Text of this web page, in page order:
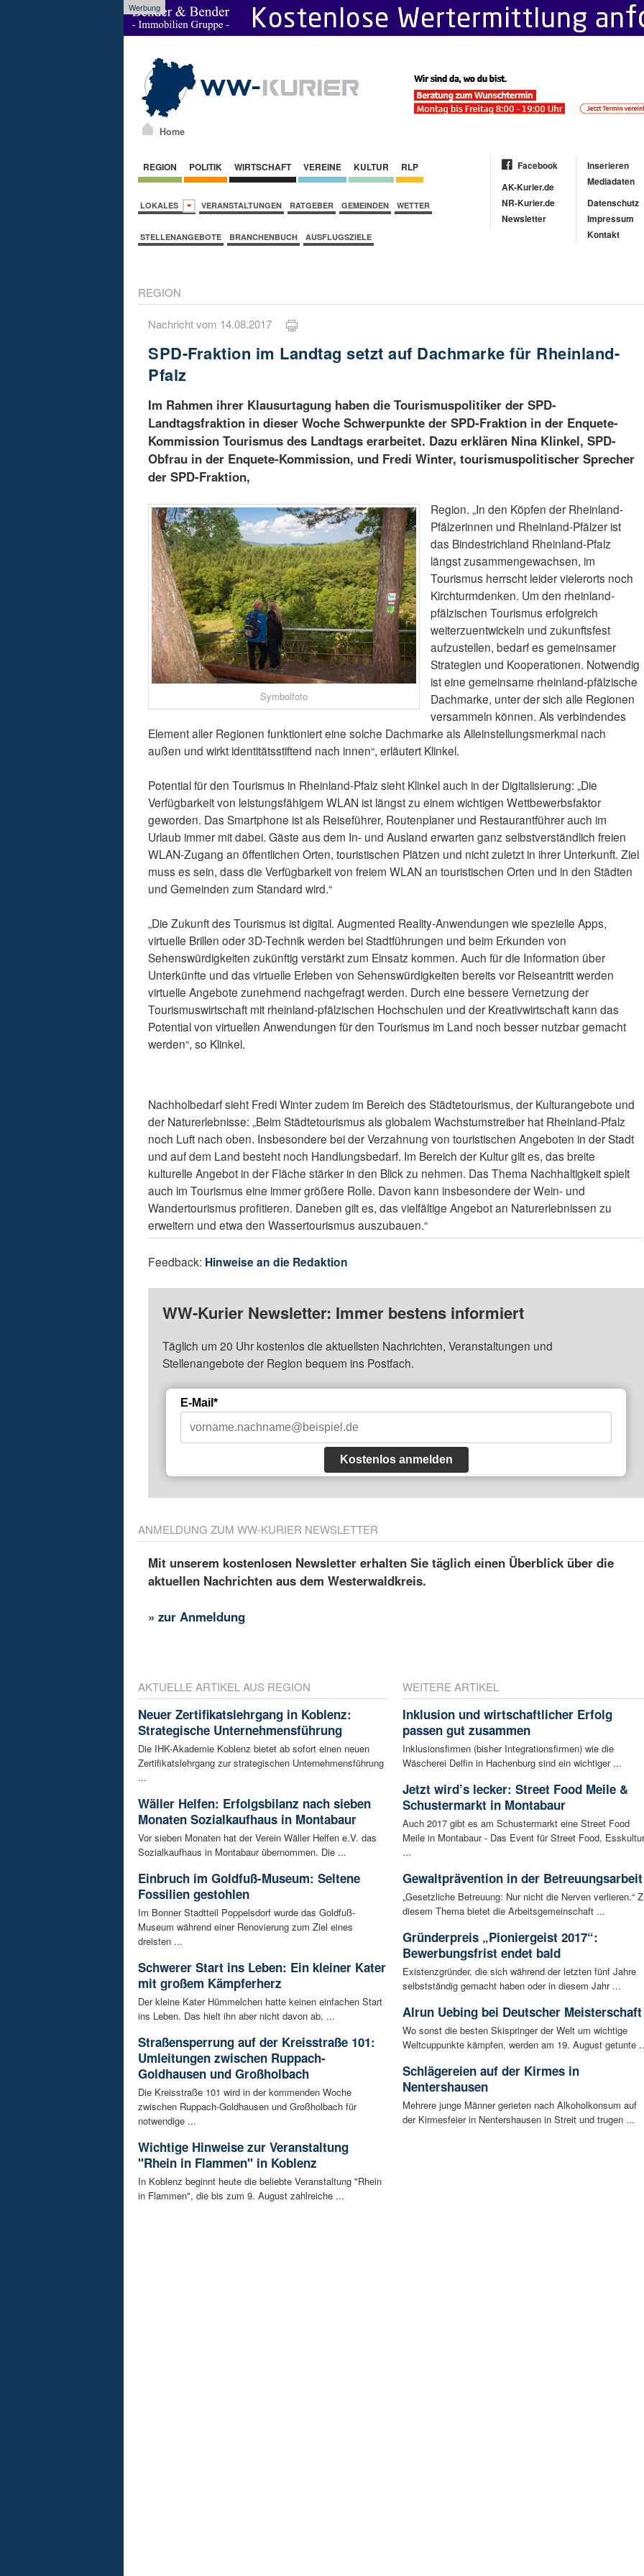
Werbung
Home
REGION POLITIK WIRTSCHAFT VEREINE KULTUR RLP
LOKALES VERANSTALTUNGEN RATGEBER GEMEINDEN WETTER
STELLENANGEBOTE BRANCHENBUCH AUSFLUGSZIELE
Facebook
AK-Kurier.de
NR-Kurier.de
Newsletter
Inserieren
Mediadaten
Datenschutz
Impressum
Kontakt
REGION
Nachricht vom 14.08.2017
SPD-Fraktion im Landtag setzt auf Dachmarke für Rheinland-
Pfalz
Im Rahmen ihrer Klausurtagung haben die Tourismuspolitiker der SPD-
Landtagsfraktion in dieser Woche Schwerpunkte der SPD-Fraktion in der Enquete-
Kommission Tourismus des Landtags erarbeitet. Dazu erklären Nina Klinkel, SPD-
Obfrau in der Enquete-Kommission, und Fredi Winter, tourismuspolitischer Sprecher
der SPD-Fraktion,
Symbolfoto
Region. „In den Köpfen der Rheinland-
Pfälzerinnen und Rheinland-Pfälzer ist
das Bindestrichland Rheinland-Pfalz
längst zusammengewachsen, im
Tourismus herrscht leider vielerorts noch
Kirchturmdenken. Um den rheinland-
pfälzischen Tourismus erfolgreich
weiterzuentwickeln und zukunftsfest
aufzustellen, bedarf es gemeinsamer
Strategien und Kooperationen. Notwendig
ist eine gemeinsame rheinland-pfälzische
Dachmarke, unter der sich alle Regionen
versammeln können. Als verbindendes
Element aller Regionen funktioniert eine solche Dachmarke als Alleinstellungsmerkmal nach
außen und wirkt identitätsstiftend nach innen“, erläutert Klinkel.
Potential für den Tourismus in Rheinland-Pfalz sieht Klinkel auch in der Digitalisierung: „Die
Verfügbarkeit von leistungsfähigem WLAN ist längst zu einem wichtigen Wettbewerbsfaktor
geworden. Das Smartphone ist als Reiseführer, Routenplaner und Restaurantführer auch im
Urlaub immer mit dabei. Gäste aus dem In- und Ausland erwarten ganz selbstverständlich freien
WLAN-Zugang an öffentlichen Orten, touristischen Plätzen und nicht zuletzt in ihrer Unterkunft. Ziel
muss es sein, dass die Verfügbarkeit von freiem WLAN an touristischen Orten und in den Städten
und Gemeinden zum Standard wird.“
„Die Zukunft des Tourismus ist digital. Augmented Reality-Anwendungen wie spezielle Apps,
virtuelle Brillen oder 3D-Technik werden bei Stadtführungen und beim Erkunden von
Sehenswürdigkeiten zukünftig verstärkt zum Einsatz kommen. Auch für die Information über
Unterkünfte und das virtuelle Erleben von Sehenswürdigkeiten bereits vor Reiseantritt werden
virtuelle Angebote zunehmend nachgefragt werden. Durch eine bessere Vernetzung der
Tourismuswirtschaft mit rheinland-pfälzischen Hochschulen und der Kreativwirtschaft kann das
Potential von virtuellen Anwendungen für den Tourismus im Land noch besser nutzbar gemacht
werden“, so Klinkel.
Nachholbedarf sieht Fredi Winter zudem im Bereich des Städtetourismus, der Kulturangebote und
der Naturerlebnisse: „Beim Städtetourismus als globalem Wachstumstreiber hat Rheinland-Pfalz
noch Luft nach oben. Insbesondere bei der Verzahnung von touristischen Angeboten in der Stadt
und auf dem Land besteht noch Handlungsbedarf. Im Bereich der Kultur gilt es, das breite
kulturelle Angebot in der Fläche stärker in den Blick zu nehmen. Das Thema Nachhaltigkeit spielt
auch im Tourismus eine immer größere Rolle. Davon kann insbesondere der Wein- und
Wandertourismus profitieren. Daneben gilt es, das vielfältige Angebot an Naturerlebnissen zu
erweitern und etwa den Wassertourismus auszubauen.“
Feedback: Hinweise an die Redaktion
WW-Kurier Newsletter: Immer bestens informiert
Täglich um 20 Uhr kostenlos die aktuellsten Nachrichten, Veranstaltungen und
Stellenangebote der Region bequem ins Postfach.
E-Mail*
Kostenlos anmelden
ANMELDUNG ZUM WW-KURIER NEWSLETTER
Mit unserem kostenlosen Newsletter erhalten Sie täglich einen Überblick über die
aktuellen Nachrichten aus dem Westerwaldkreis.
»zur Anmeldung
AKTUELLE ARTIKEL AUS REGION
Neuer Zertifikatslehrgang in Koblenz:
Strategische Unternehmensführung
Die IHK-Akademie Koblenz bietet ab sofort einen neuen
Zertifikatslehrgang zur strategischen Unternehmensführung
...
Wäller Helfen: Erfolgsbilanz nach sieben
Monaten Sozialkaufhaus in Montabaur
Vor sieben Monaten hat der Verein Wäller Helfen e.V. das
Sozialkaufhaus in Montabaur übernommen. Die ...
Einbruch im Goldfuß-Museum: Seltene
Fossilien gestohlen
Im Bonner Stadtteil Poppelsdorf wurde das Goldfuß-
Museum während einer Renovierung zum Ziel eines
dreisten ...
Schwerer Start ins Leben: Ein kleiner Kater
mit großem Kämpferherz
Der kleine Kater Hümmelchen hatte keinen einfachen Start
ins Leben. Das hielt ihn aber nicht davon ab, ...
Straßensperrung auf der Kreisstraße 101:
Umleitungen zwischen Ruppach-
Goldhausen und Großholbach
Die Kreisstraße 101 wird in der kommenden Woche
zwischen Ruppach-Goldhausen und Großholbach für
notwendige ...
Wichtige Hinweise zur Veranstaltung
"Rhein in Flammen" in Koblenz
In Koblenz beginnt heute die beliebte Veranstaltung "Rhein
in Flammen", die bis zum 9. August zahlreiche ...
WEITERE ARTIKEL
Inklusion und wirtschaftlicher Erfolg
passen gut zusammen
Inklusionsfirmen (bisher Integrationsfirmen) wie die
Wäscherei Delfin in Hachenburg sind ein wichtiger ...
Jetzt wird’s lecker: Street Food Meile &
Schustermarkt in Montabaur
Auch 2017 gibt es am Schustermarkt eine Street Food
Meile in Montabaur - Das Event für Street Food, Esskultur
...
Gewaltprävention in der Betreuungsarbeit
„Gesetzliche Betreuung: Nur nicht die Nerven verlieren.“
diesem Thema bietet die Arbeitsgemeinschaft ...
Gründerpreis „Pioniergeist 2017“:
Bewerbungsfrist endet bald
Existenzgründer, die sich während der letzten fünf Jahre
selbstständig gemacht haben oder in diesem Jahr ...
Alrun Uebing bei Deutscher Meisterschaft
Wo sonst die besten Skispringer der Welt um wichtige
Weltcuppunkte kämpfen, werden am 19. August getunte
Schlägereien auf der Kirmes in
Nentershausen
Mehrere junge Männer gerieten nach Alkoholkonsum auf
der Kirmesfeier in Nentershausen in Streit und trugen ...